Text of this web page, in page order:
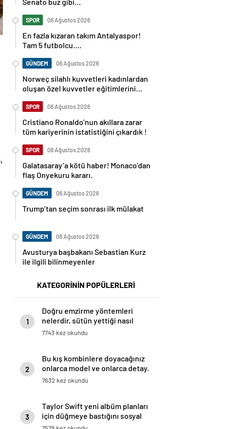
En fazla kızaran takım Antalyaspor!
Tam 5 futbolcu….
Norweç silahlı kuvvetleri kadınlardan
oluşan özel kuvvetler eğitimlerini
başlattı.
Cristiano Ronaldo’nun akıllara zarar
tüm kariyerinin istatistiğini çıkardık !
Galatasaray’a kötü haber! Monaco’dan
flaş Onyekuru kararı.
Trump’tan seçim sonrası ilk mülakat
Avusturya başbakanı Sebastian Kurz
ile ilgili bilinmeyenler
1
nelerdir, sütün yettiği nasıl
anlaşılır?
7743 kez okundu
2
onlarca model ve onlarca detay.
7632 kez okundu
3
için düğmeye bastığını sosyal
medyadan duyurdu!
7579 kez okundu